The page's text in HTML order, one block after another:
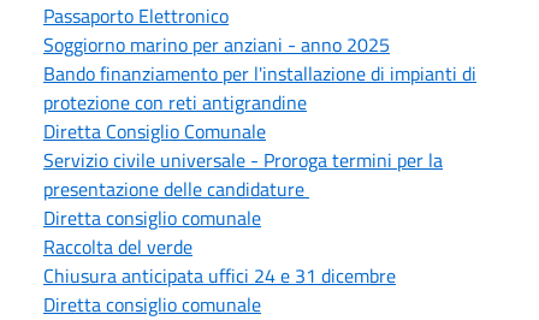
Passaporto Elettronico
Soggiorno marino per anziani - anno 2025
Bando finanziamento per l'installazione di impianti di
protezione con reti antigrandine
Diretta Consiglio Comunale
Servizio civile universale - Proroga termini per la
presentazione delle candidature
Diretta consiglio comunale
Raccolta del verde
Chiusura anticipata uffici 24 e 31 dicembre
Diretta consiglio comunale